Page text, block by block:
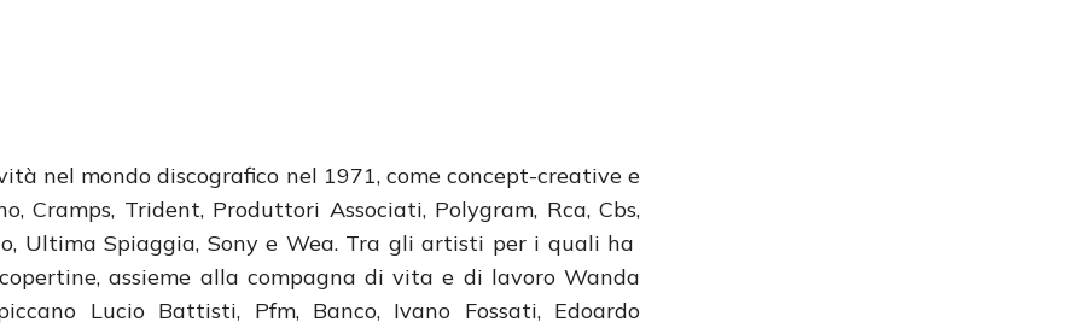
nel mondo discografico nel 1971, come concept-creative e
Cramps, Trident, Produttori Associati, Polygram, Rca, Cbs,
Ultima Spiaggia, Sony e Wea. Tra gli artisti per i quali ha
assieme alla compagna di vita e di lavoro Wanda
Lucio Battisti, Pfm, Banco, Ivano Fossati, Edoardo